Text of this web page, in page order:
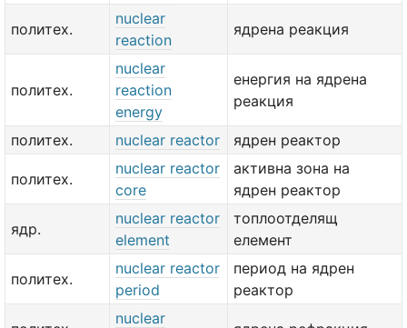
политех.
nuclear
reaction
ядрена реакция
политех.
nuclear
reaction
energy
енергия на ядрена
реакция
политех. nuclear reactor ядрен реактор
политех.
nuclear reactor
core
активна зона на
ядрен реактор
ядр.
nuclear reactor
element
топлоотделящ
елемент
политех.
nuclear reactor
period
период на ядрен
реактор
nuclear